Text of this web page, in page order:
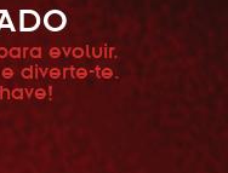
evoluir.
diverte-te.